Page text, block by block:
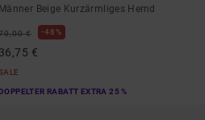
Männer Beige Kurzärmliges Hemd
€ 48%
36,75 €
RABATT EXTRA 25 %